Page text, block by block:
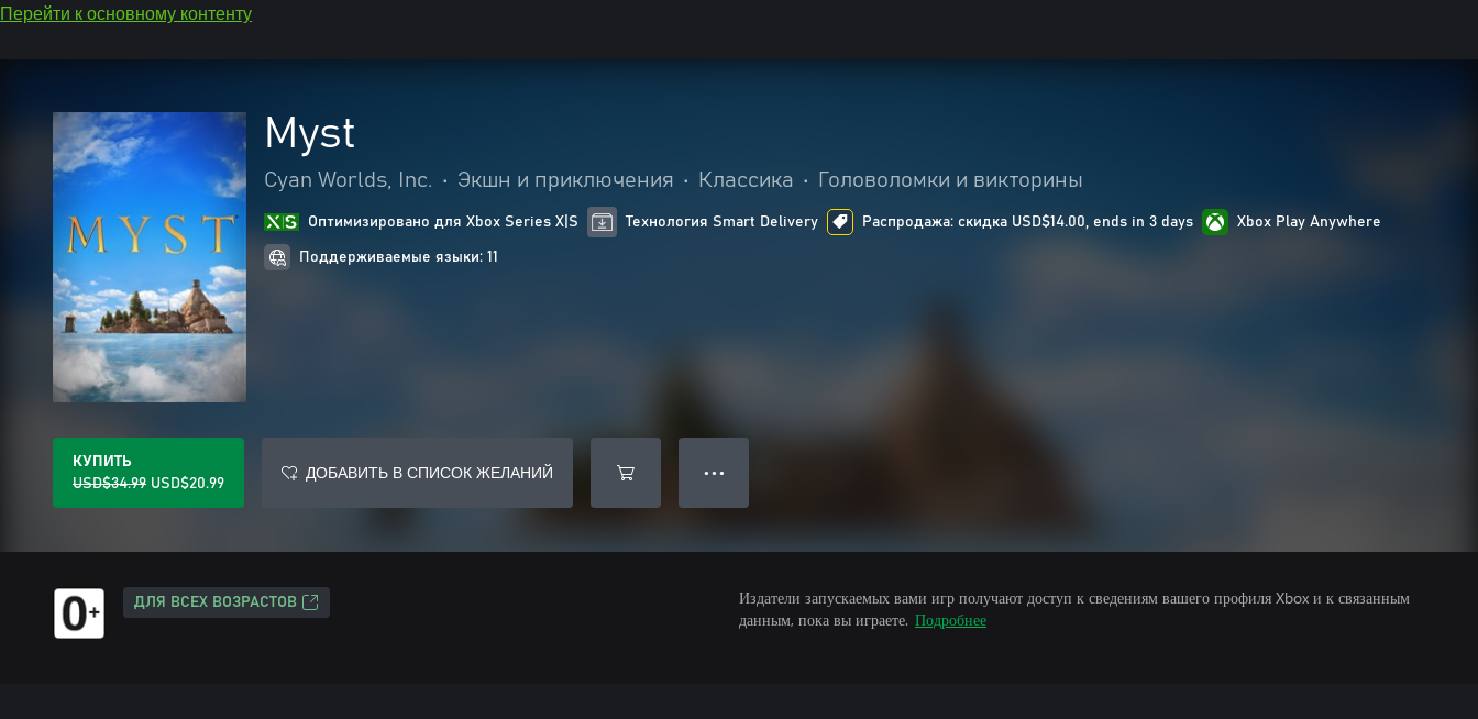
Перейти к основному контенту
Myst
Cyan Worlds, Inc. • Экшн и приключения • Классика • Головоломки и викторины
Оптимизировано для Xbox Series X|S Технология Smart Delivery Распродажа: скидка USD$14.00, ends in 3 days Xbox Play Anywhere
Поддерживаемые языки: 11
КУПИТЬ
USD$34.99 USD$20.99
ДОБАВИТЬ В СПИСОК ЖЕЛАНИЙ ● ● ●
ДЛЯ ВСЕХ ВОЗРАСТОВ
Издатели запускаемых вами игр получают доступ к сведениям вашего профиля Xbox и к связанным
данным, пока вы играете. Подробнее